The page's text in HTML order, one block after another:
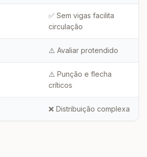
✅ Sem vigas facilita
circulação
⚠️ Avaliar protendido
⚠️ Punção e flecha
críticos
❌ Distribuição complexa